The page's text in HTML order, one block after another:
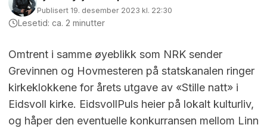
Publisert 19. desember 2023 kl. 22:30
Lesetid: ca. 2 minutter
Omtrent i samme øyeblikk som NRK sender
Grevinnen og Hovmesteren på statskanalen ringer
kirkeklokkene for årets utgave av «Stille natt» i
Eidsvoll kirke. EidsvollPuls heier på lokalt kulturliv,
og håper den eventuelle konkurransen mellom Linn